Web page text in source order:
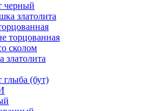
черный
златолита
торцованная
сколом
златолита
глыба (бут)